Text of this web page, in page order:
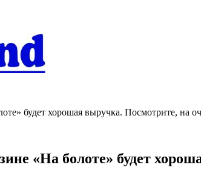
будет хорошая выручка. Посмотрите, на
«На болоте» будет